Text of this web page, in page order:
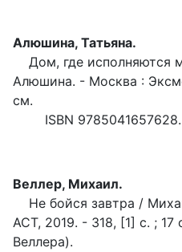
Алюшина, Татьяна.
Дом, где исполняются
Алюшина. - Москва :
см.
ISBN 9785041657628.
Веллер, Михаил.
Не бойся завтра /
АСТ, 2019. - 318, [1] с. ;
Веллера).